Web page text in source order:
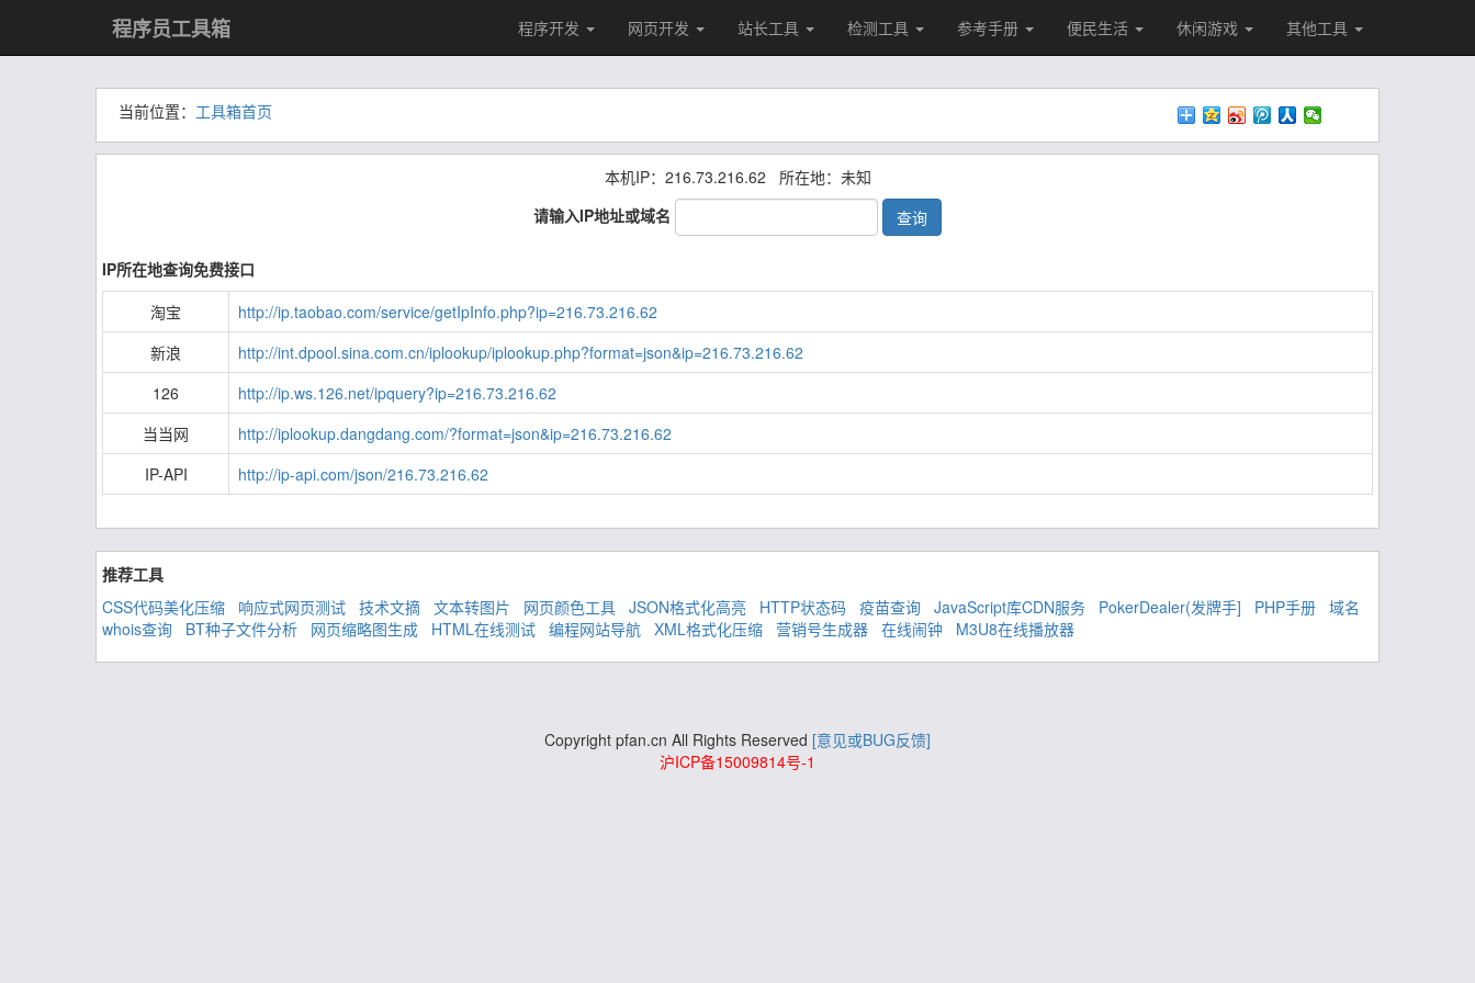
程序员工具箱 程序开发 网页开发 站长工具 检测工具 参考手册 便民生活 休闲游戏 其他工具
当前位置： 工具箱首页
本机IP：216.73.216.62 所在地：未知
请输入IP地址或域名
查询
IP所在地查询免费接口
淘宝
http://ip.taobao.com/service/getIpInfo.php?ip=216.73.216.62
新浪
http://int.dpool.sina.com.cn/iplookup/iplookup.php?format=json&ip=216.73.216.62
126
http://ip.ws.126.net/ipquery?ip=216.73.216.62
当当网
http://iplookup.dangdang.com/?format=json&ip=216.73.216.62
IP-API
http://ip-api.com/json/216.73.216.62
推荐工具
CSS代码美化压缩
响应式网页测试 技术文摘 文本转图片 网页颜色工具 JSON格式化高亮 HTTP状态码 疫苗查询 JavaScript库CDN服务 PokerDealer(发牌手] PHP手册 域名
whois查询
BT种子文件分析 网页缩略图生成 HTML在线测试 编程网站导航 XML格式化压缩 营销号生成器 在线闹钟 M3U8在线播放器
Copyright pfan.cn All Rights Reserved [意见或BUG反馈]
沪ICP备15009814号-1